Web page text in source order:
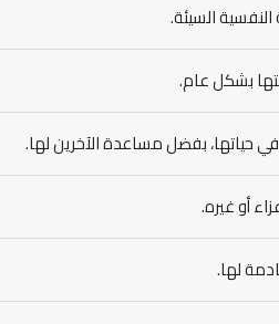
السيئة.
بشكل عام.
حياتها، بفضل مساعدة الآخرين لها.
أو غيره.
لها.